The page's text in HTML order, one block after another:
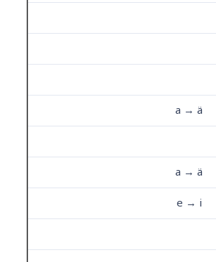
a → ä
a → ä
e → i